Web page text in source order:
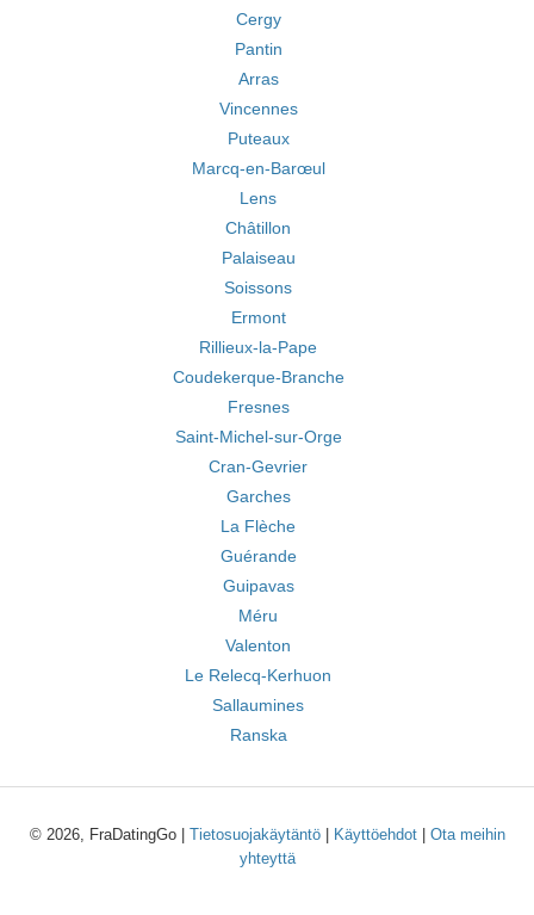
Cergy
Pantin
Arras
Vincennes
Puteaux
Marcq-en-Barœul
Lens
Châtillon
Palaiseau
Soissons
Ermont
Rillieux-la-Pape
Coudekerque-Branche
Fresnes
Saint-Michel-sur-Orge
Cran-Gevrier
Garches
La Flèche
Guérande
Guipavas
Méru
Valenton
Le Relecq-Kerhuon
Sallaumines
Ranska
© 2026, FraDatingGo | Tietosuojakäytäntö| Käyttöehdot| Ota meihin
yhteyttä